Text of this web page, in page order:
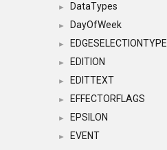
► DataTypes
► DayOfWeek
► EDGESELECTIONTYPE
► EDITION
► EDITTEXT
► EFFECTORFLAGS
► EPSILON
►
EVENT